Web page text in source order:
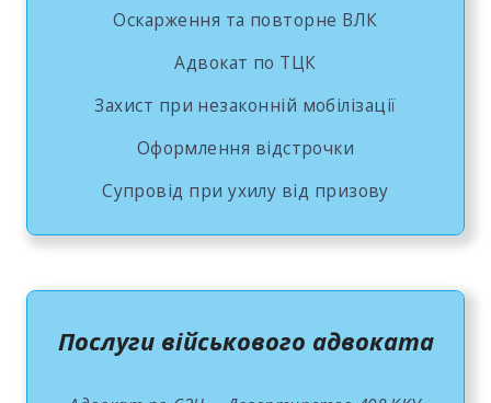
Оскарження та повторне ВЛК
Адвокат по ТЦК
Захист при незаконній мобілізації
Оформлення відстрочки
Супровід при ухилу від призову
Послуги військового адвоката